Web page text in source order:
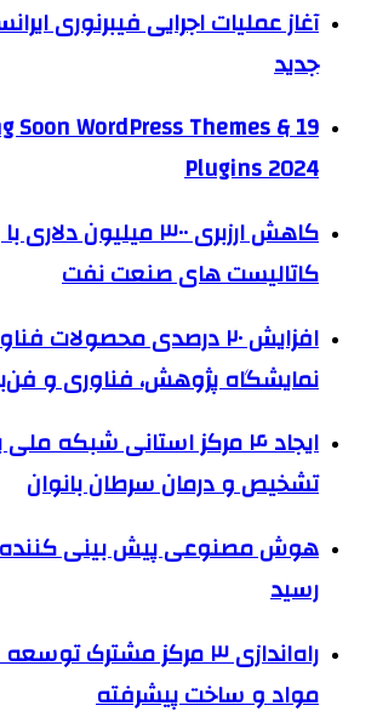
آغاز عملیات اجرایی فیبرنوری
جدید
Soon WordPress Themes &
Plugins 2024
کاهش ارزبری ۳۰۰ میلیون
کاتالیست های صنعت نفت
افزایش ۲۰ درصدی محصولات
نمایشگاه پژوهش، فناوری و
ایجاد ۴ مرکز استانی شبکه
تشخیص و درمان سرطان بانوان
هوش مصنوعی پیش بینی کننده
رسید
راه‌اندازی ۳ مرکز مشترک
مواد و ساخت پیشرفته